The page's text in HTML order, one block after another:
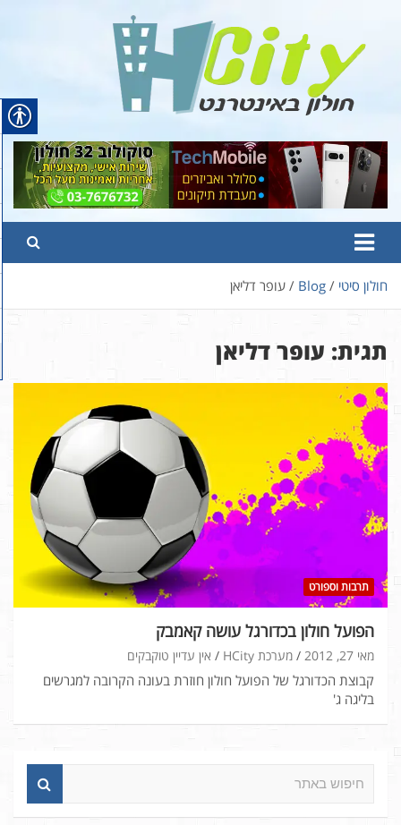
content
Hcity – חולון באינטרנט
פורטל החדשות והמידע של חולון
חולון סיטי Blog עופר דליאן
תגית: עופר דליאן
תרבות וספורט
הפועל חולון בכדורגל עושה קאמבק
מאי 27, 2012 מערכת HCity אין עדיין טוקבקים
קבוצת הכדורגל של הפועל חולון חוזרת בעונה הקרובה למגרשים
בליגה ג'